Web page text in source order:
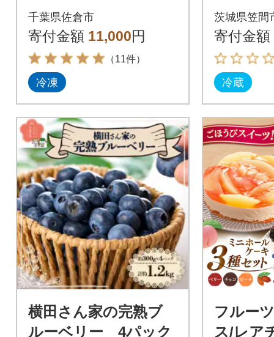
ク)
千葉県佐倉市
寄付金額 11,000円
（11件）
冷凍
笠間の
kg
茨城県笠間
寄付金額
冷蔵
横田さん家の完熟ブ
ルーベリー 4パック
フルー
ス/レア